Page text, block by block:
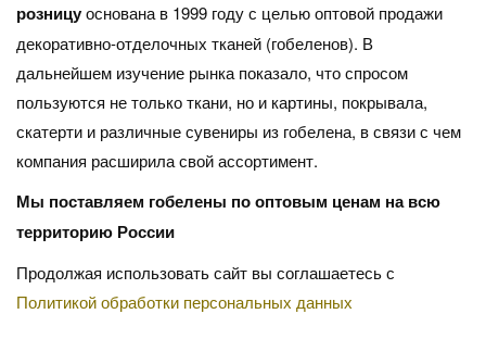
розницуоснована в 1999 году с целью оптовой продажи
декоративно-отделочных тканей (гобеленов). В
дальнейшем изучение рынка показало, что спросом
пользуются не только ткани, но и картины, покрывала,
скатерти и различные сувениры из гобелена, в связи с чем
компания расширила свой ассортимент.
Мы поставляем гобелены по оптовым ценам на всю
территорию России
Продолжая использовать сайт вы соглашаетесь с
Политикой обработки персональных данных